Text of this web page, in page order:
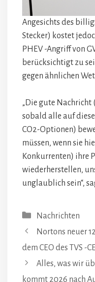
Angesichts des
Stecker) kostet
PHEV -Angriff von
berücksichtigt zu
gegen ähnlichen
„Die gute Nachricht
sobald alle auf
CO2-Optionen)
müssen, wenn sie
Konkurrenten) ihre
wiederherstellen,
unglaublich sein“,
Kategorien
Nachrichten
Nortons neuer
dem CEO des TVS -
Alles, was wir
kommt 2026 nach